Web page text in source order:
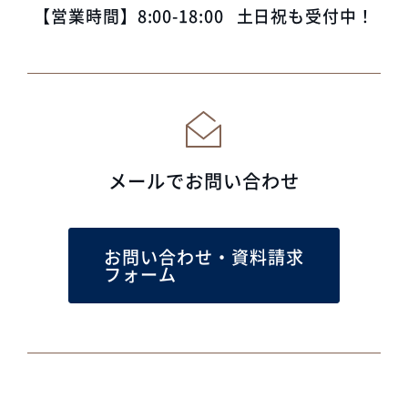
【営業時間】8:00-18:00 土日祝も受付中！
メールでお問い合わせ
お問い合わせ・資料請求
フォーム